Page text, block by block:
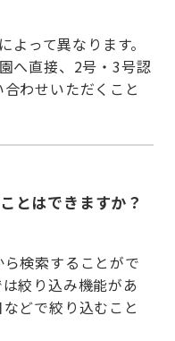
って異なります。
へ直接、2号・3号認
わせいただくこと
とはできますか？
ら検索することがで
絞り込み機能があ
どで絞り込むこと